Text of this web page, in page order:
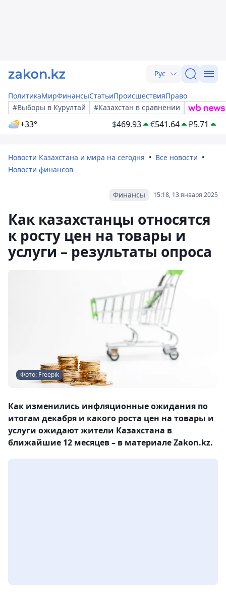
Рус
ПолитикаМирФинансыСтатьиПроисшествияПраво
#Выборы в Курултай
#Казахстан в сравнении
+33° $469.93 €541.64 ₽5.71
Новости Казахстана и мира на сегодня
Все новости
Новости финансов
15:18, 13 января 2025
Финансы
Как казахстанцы относятся
к росту цен на товары и
услуги – результаты опроса
Фото: Freepik
Как изменились инфляционные ожидания по
итогам декабря и какого роста цен на товары и
услуги ожидают жители Казахстана в
ближайшие 12 месяцев – в материале Zakon.kz.